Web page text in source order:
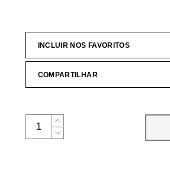
INCLUIR NOS FAVORITOS
COMPARTILHAR